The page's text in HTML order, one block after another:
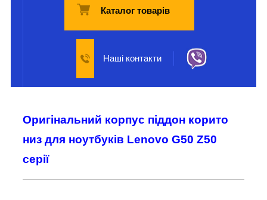
Каталог товарів
Наші контакти
Оригінальний корпус піддон корито
низ для ноутбуків Lenovo G50 Z50
серії